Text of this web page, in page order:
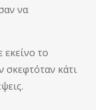
να
εκείνο το
σκεφτόταν κάτι